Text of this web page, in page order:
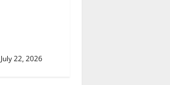
July 22, 2026